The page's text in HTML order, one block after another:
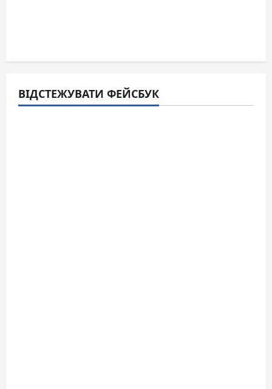
ВІДСТЕЖУВАТИ ФЕЙСБУК